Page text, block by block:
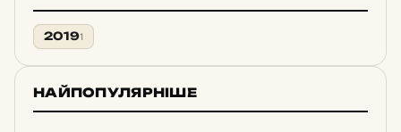
20191
НАЙПОПУЛЯРНІШЕ